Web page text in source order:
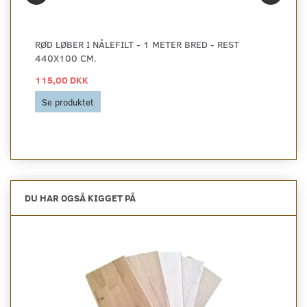
RØD LØBER I NÅLEFILT - 1 METER BRED - REST
440X100 CM.
115,00 DKK
Se produktet
DU HAR OGSÅ KIGGET PÅ